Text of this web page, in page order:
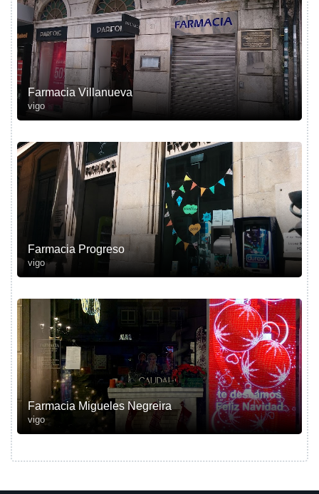
Farmacia Villanueva
vigo
Farmacia Progreso
vigo
Farmacia Migueles Negreira
vigo